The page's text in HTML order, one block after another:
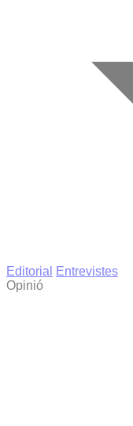
Editorial
Entrevistes
Opinió